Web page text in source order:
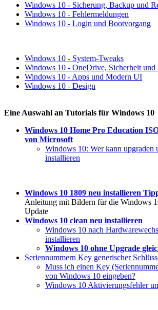
Windows 10 - Sicherung, Backup und
Windows 10 - Fehlermeldungen
Windows 10 - Login und Bootvorgang
Windows 10 - System-Tweaks
Windows 10 - OneDrive, Sicherheit und
Windows 10 - Apps und Modern UI
Windows 10 - Design
Eine Auswahl an Tutorials für Windows 10
Windows 10 Home Pro Education
von Microsoft
Windows 10: Wer kann upgraden
installieren
Windows 10 1809 neu installieren
Anleitung mit Bildern für die Windows
Update
Windows 10 clean neu installieren
Windows 10 nach
installieren
Windows 10 ohne Upgrade
Seriennummern Key generischer
Muss ich einen Key
von Windows 10 eingeben?
Windows 10 Aktivierungsfehler